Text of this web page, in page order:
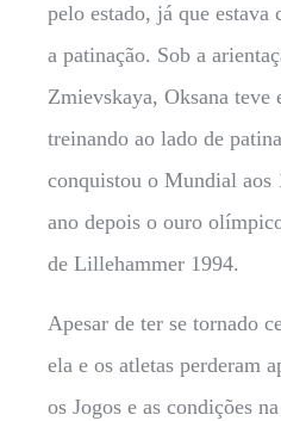
pelo estado, já que estava
a patinação. Sob a
Zmievskaya, Oksana teve
treinando ao lado de
conquistou o Mundial aos
ano depois o ouro
de Lillehammer 1994.
Apesar de ter se tornado
ela e os atletas perderam
os Jogos e as condições